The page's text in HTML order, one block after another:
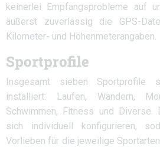
keinerlei Empfangsprobleme auf
äußerst zuverlässig die GPS-
Kilometer- und Höhenmeterangaben.
Sportprofile
Insgesamt sieben Sportprofile
installiert: Laufen, Wandern,
Schwimmen, Fitness und
sich individuell konfigurieren,
Vorlieben für die jeweilige